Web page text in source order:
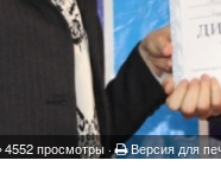
4552 просмотры · Версия для